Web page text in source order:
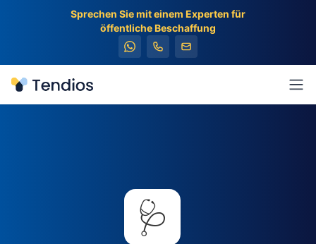
Sprechen Sie mit einem Experten für
öffentliche Beschaffung
Tendios
🩺